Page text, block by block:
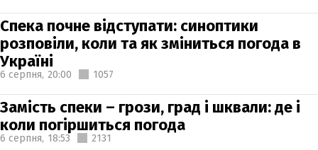
Спека почне відступати: синоптики
розповіли, коли та як зміниться погода в
Україні
6 серпня, 20:00 1057
Замість спеки – грози, град і шквали: де і
коли погіршиться погода
6 серпня, 18:53 2131